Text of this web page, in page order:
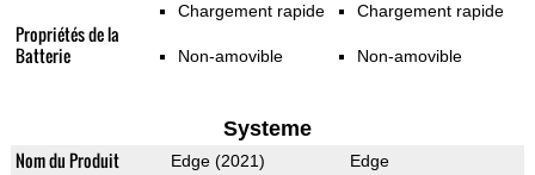
Propriétés de la
Batterie
Chargement rapide
Non-amovible
Chargement rapide
Non-amovible
Systeme
Nom du Produit Edge (2021) Edge